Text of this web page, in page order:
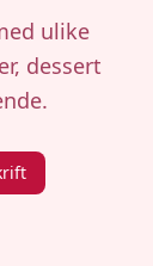
ulike
dessert